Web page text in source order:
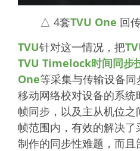
△ 4套TVU One 回
TVU针对这一情况，把
TVU Timelock时间同步
One等采集与传输设备
移动网络校对设备的系
帧同步，以及主从机位之
帧范围内，有效的解决
制作的同步性难题，而且